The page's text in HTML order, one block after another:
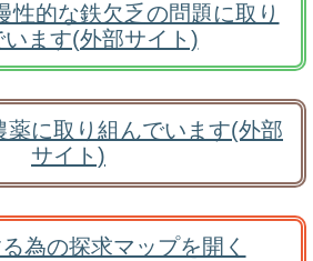
性的な鉄欠乏の問題に取り
います(外部サイト)
薬に取り組んでいます(外部
サイト)
為の探求マップを開く